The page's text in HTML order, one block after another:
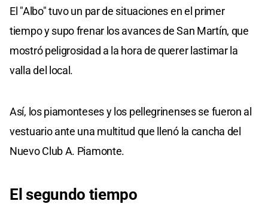
El "Albo" tuvo un par de situaciones en el primer
tiempo y supo frenar los avances de San Martín, que
mostró peligrosidad a la hora de querer lastimar la
valla del local.
Así, los piamonteses y los pellegrinenses se fueron al
vestuario ante una multitud que llenó la cancha del
Nuevo Club A. Piamonte.
El segundo tiempo